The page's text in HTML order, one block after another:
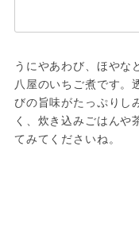
うにやあわび、ほやな
八屋のいちご煮です。
びの旨味がたっぷりし
く、炊き込みごはんや
てみてくださいね。